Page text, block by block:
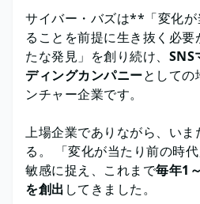
サイバー・バズは**「変化
ることを前提に生き抜く必
たな発見」を創り続け、 SNS
ディングカンパニーとして
ンチャー企業です。
上場企業でありながら、い
る。 「変化が当たり前の時
敏感に捉え、これまで毎年1
を創出 してきました。